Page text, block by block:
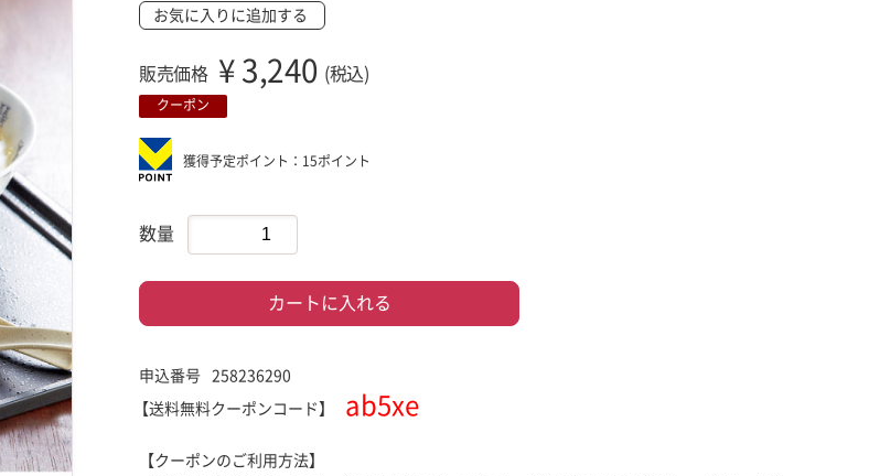
お気に入りに追加する
販売価格 ¥ 3,240 (税込)
クーポン
獲得予定ポイント：15ポイント
数量
カートに入れる
申込番号 258236290
クーポンコード ab5xe
【クーポンのご利用方法】